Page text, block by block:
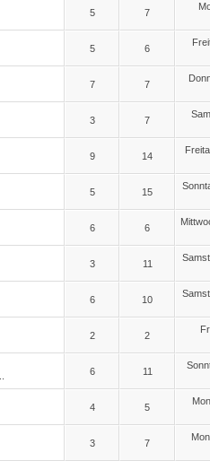
5 7
5 6
7 7
3 7
9 14
5 15
6 6
3 11
6 10
2 2
6 11
4 5
3 7